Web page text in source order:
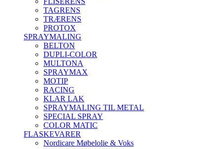
TAGRENS
TRÆRENS
PROTOX
SPRAYMALING
BELTON
DUPLI-COLOR
MULTONA
SPRAYMAX
MOTIP
RACING
KLAR LAK
SPRAYMALING TIL METAL
SPECIAL SPRAY
COLOR MATIC
FLASKEVARER
Nordicare Møbelolie & Voks